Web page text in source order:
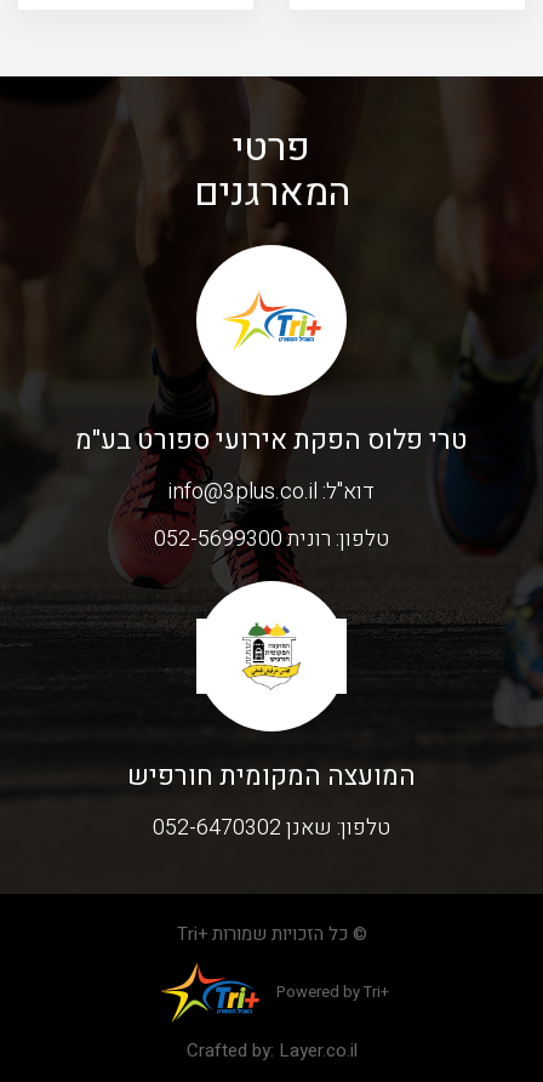
פרטי
המארגנים
טרי פלוס הפקת אירועי ספורט בע"מ
דוא"ל: info@3plus.co.il
טלפון: רונית 052-5699300
המועצה המקומית חורפיש
טלפון: שאנן 052-6470302
© כל הזכויות שמורות +Tri
Powered by Tri+
Crafted by: Layer.co.il